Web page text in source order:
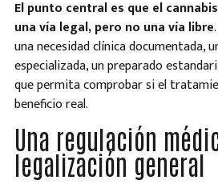
El punto central es que el
una vía legal, pero no una vía libre
una necesidad clínica documentada,
especializada, un preparado
que permita comprobar si el
beneficio real.
Una regulación
legalización general